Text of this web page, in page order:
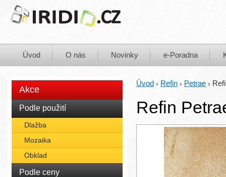
Úvod O nás Novinky e-Poradna
Akce
Podle použití
Dlažba
Mozaika
Obklad
Podle ceny
Úvod › Refin › Petrae ›
Refin